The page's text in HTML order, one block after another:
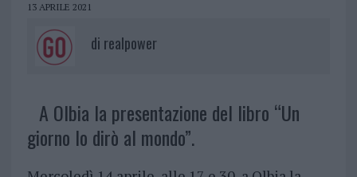
13 APRILE 2021
di realpower
A Olbia la presentazione del libro “Un
giorno lo dirò al mondo”.